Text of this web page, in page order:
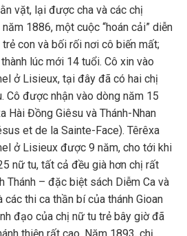
vặt, lại được cha và các chị
1886, một cuộc “hoán cải” diễn
con và bối rối nơi cô biến mất;
lúc mới 14 tuổi. Cô xin vào
ở Lisieux, tại đây đã có hai chị
Cô được nhận vào dòng năm 15
Hài Đồng Giêsu và Thánh-Nhan
et de la Sainte-Face). Têrêxa
ở Lisieux được 9 năm, cho tới khi
nữ tu, tất cả đều già hơn chị rất
Thánh – đặc biệt sách Diễm Ca và
thi ca thần bí của thánh Gioan
đạo của chị nữ tu trẻ bây giờ đã